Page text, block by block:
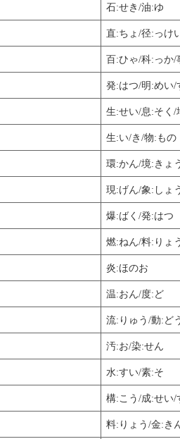
石:せき/油:ゆ
直:ちょ/径:っけ
百:ひゃ/科:っか/
発:はつ/明:めい/
生:せい/息:そく/
生:い/き/物:もの
環:かん/境:きょ
現:げん/象:しょ
爆:ばく/発:はつ
燃:ねん/料:りょ
炎:ほのお
温:おん/度:ど
流:りゅう/動:ど
汚:お/染:せん
水:すい/素:そ
構:こう/成:せい/
料:りょう/金:き